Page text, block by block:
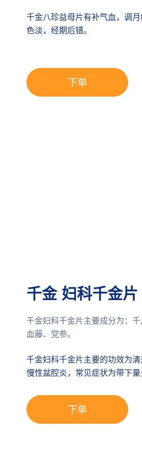
千金八珍益母片有补气血，调
色淡，经期后错。
下单
千金 妇科千金片
千金妇科千金片主要成分为：
血藤、党参。
千金妇科千金片主要的功效为
慢性盆腔炎，常见症状为带下
下单